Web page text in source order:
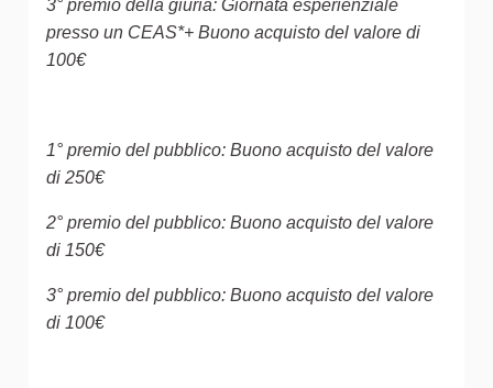
3° premio della giuria: Giornata esperienziale
presso un CEAS*+ Buono acquisto del valore di
100€
1° premio del pubblico: Buono acquisto del valore
di 250€
2° premio del pubblico: Buono acquisto del valore
di 150€
3° premio del pubblico: Buono acquisto del valore
di 100€